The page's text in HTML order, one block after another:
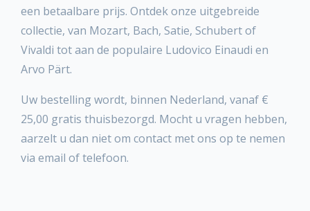
een betaalbare prijs. Ontdek onze uitgebreide
collectie, van Mozart, Bach, Satie, Schubert of
Vivaldi tot aan de populaire Ludovico Einaudi en
Arvo Pärt.
Uw bestelling wordt, binnen Nederland, vanaf €
25,00 gratis thuisbezorgd. Mocht u vragen hebben,
aarzelt u dan niet om contact met ons op te nemen
via email of telefoon.